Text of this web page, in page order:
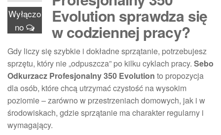
Wyłączo
no
Evolution sprawdza się
w codziennej pracy?
Gdy liczy się szybkie i dokładne sprzątanie, potrzebujesz
sprzętu, który nie „odpuszcza” po kilku cyklach pracy. Sebo
Odkurzacz Profesjonalny 350 Evolution to propozycja
dla osób, które chcą utrzymać czystość na wysokim
poziomie – zarówno w przestrzeniach domowych, jak i w
środowiskach, gdzie sprzątanie ma charakter regularny i
wymagający.